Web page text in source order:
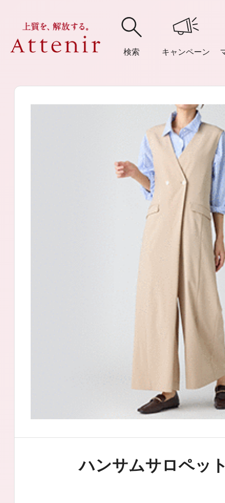
検索 キャンペーン
購入履歴 閲覧履
アテニア
ブランドサイ
アテニアの「
お友達紹介サ
定期お届けサ
ハンサムサロペッ